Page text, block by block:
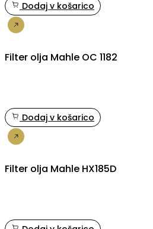
Dodaj v košarico
Filter olja Mahle OC 1182
Dodaj v košarico
Filter olja Mahle HX185D